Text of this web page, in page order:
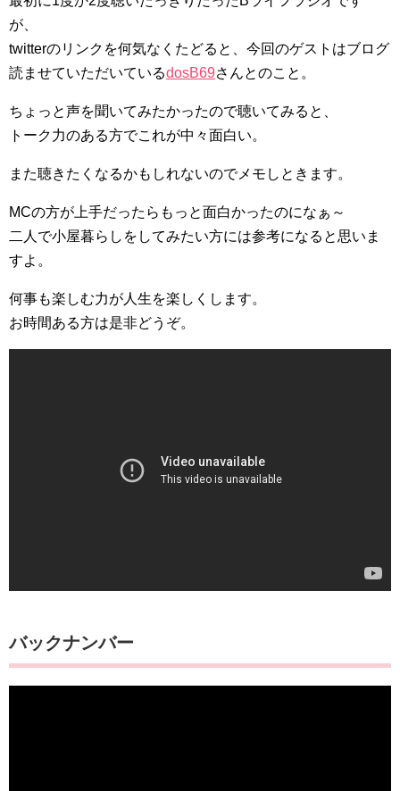
が、
twitterのリンクを何気なくたどると、今回のゲストはブログ
読ませていただいているdosB69さんとのこと。
ちょっと声を聞いてみたかったので聴いてみると、
トーク力のある方でこれが中々面白い。
また聴きたくなるかもしれないのでメモしときます。
MCの方が上手だったらもっと面白かったのになぁ～
二人で小屋暮らしをしてみたい方には参考になると思いま
すよ。
何事も楽しむ力が人生を楽しくします。
お時間ある方は是非どうぞ。
バックナンバー